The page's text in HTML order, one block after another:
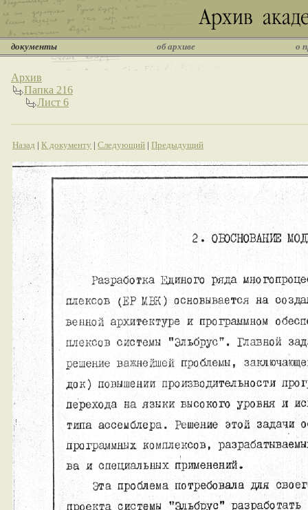
документы об архиве о
Архив
Папка 216
Лист 6
Назад | К документу | Следующий | Предыдущий